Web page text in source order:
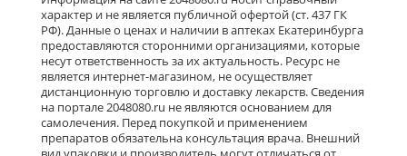
характер и не является публичной офертой (ст. 437 ГК
РФ). Данные о ценах и наличии в аптеках Екатеринбурга
предоставляются сторонними организациями, которые
несут ответственность за их актуальность. Ресурс не
является интернет-магазином, не осуществляет
дистанционную торговлю и доставку лекарств. Сведения
на портале 2048080.ru не являются основанием для
самолечения. Перед покупкой и применением
препаратов обязательна консультация врача. Внешний